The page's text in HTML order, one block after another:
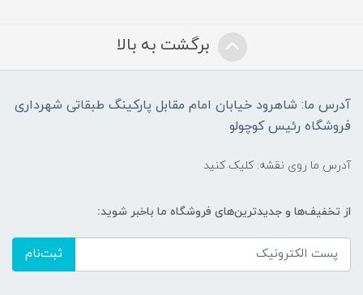
برگشت به بالا
آدرس ما: شاهرود خیابان امام مقابل پارکینگ طبقاتی شهرداری
فروشگاه رئیس کوچولو
آدرس ما روی نقشه: کلیک کنید
از تخفیف‌ها و جدیدترین‌های فروشگاه ما باخبر شوید:
ثبت‌نام